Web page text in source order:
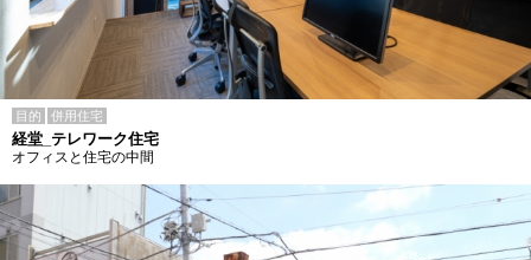
目的 併用住宅
経堂_テレワーク住宅
オフィスと住宅の中間